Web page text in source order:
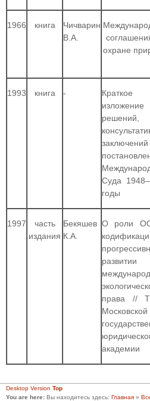
1966 книга
Чичварин
В.А.
охране
1993 книга -
Краткое
изложение
решений,
Суда
годы
1997
часть
издания
Бекяшев
К.А.
О роли
развитии
права //
Московской
академии
Desktop Version Top
You are here: Вы находитесь здесь: Главная »